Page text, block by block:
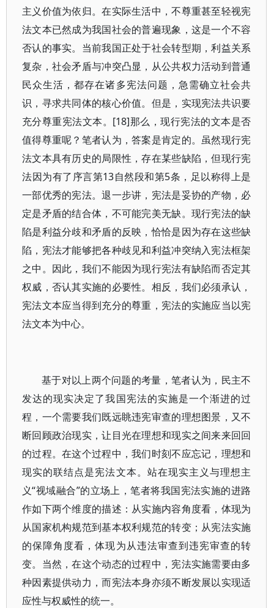
主义价值为依归。在实际生活中，不尊重甚至轻视宪
法文本已然成为我国社会的普遍现象，这是一个不容
否认的事实。当前我国正处于社会转型期，利益关系
复杂，社会矛盾与冲突凸显，从公共权力活动到普通
民众生活，都存在诸多宪法问题，急需确立社会共
识，寻求共同体的核心价值。但是，实现宪法共识要
充分尊重宪法文本。[18]那么，现行宪法的文本是否
值得尊重呢？笔者认为，答案是肯定的。虽然现行宪
法文本具有历史的局限性，存在某些缺陷，但现行宪
法因为有了序言第13自然段和第5条，足以称得上是
一部优秀的宪法。退一步讲，宪法是妥协的产物，必
定是矛盾的结合体，不可能完美无缺。现行宪法的缺
陷是利益分歧和矛盾的反映，恰恰是因为存在这些缺
陷，宪法才能够把各种歧见和利益冲突纳入宪法框架
之中。因此，我们不能因为现行宪法有缺陷而否定其
权威，否认其实施的必要性。相反，我们必须承认，
宪法文本应当得到充分的尊重，宪法的实施应当以宪
法文本为中心。
基于对以上两个问题的考量，笔者认为，民主不
发达的现实决定了我国宪法的实施是一个渐进的过
程，一个需要我们既远眺违宪审查的理想图景，又不
断回顾政治现实，让目光在理想和现实之间来来回回
的过程。在这个过程中，我们时刻不应忘记，理想和
现实的联结点是宪法文本。站在现实主义与理想主
义“视域融合”的立场上，笔者将我国宪法实施的进路
作如下两个维度的描述：从实施内容角度看，体现为
从国家机构规范到基本权利规范的转变；从宪法实施
的保障角度看，体现为从违法审查到违宪审查的转
变。当然，在这个动态的过程中，宪法实施需要由多
种因素提供动力，而宪法本身亦须不断发展以实现适
应性与权威性的统一。